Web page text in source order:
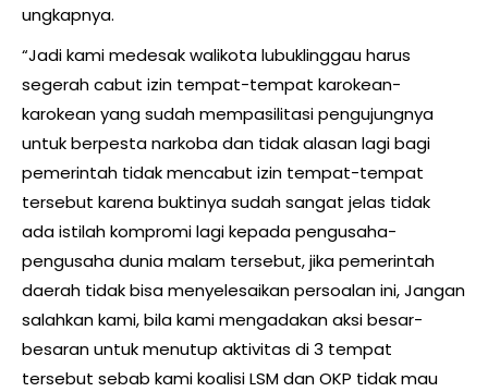
ungkapnya.
“Jadi kami medesak walikota lubuklinggau harus
segerah cabut izin tempat-tempat karokean-
karokean yang sudah mempasilitasi pengujungnya
untuk berpesta narkoba dan tidak alasan lagi bagi
pemerintah tidak mencabut izin tempat-tempat
tersebut karena buktinya sudah sangat jelas tidak
ada istilah kompromi lagi kepada pengusaha-
pengusaha dunia malam tersebut, jika pemerintah
daerah tidak bisa menyelesaikan persoalan ini, Jangan
salahkan kami, bila kami mengadakan aksi besar-
besaran untuk menutup aktivitas di 3 tempat
tersebut sebab kami koalisi LSM dan OKP tidak mau